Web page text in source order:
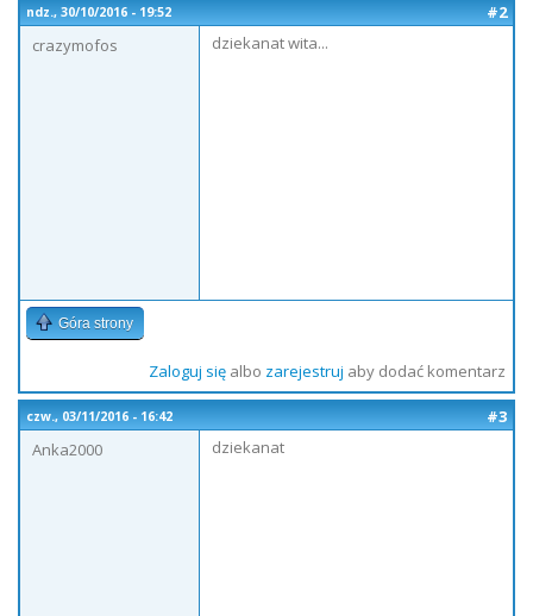
ndz., 30/10/2016 - 19:52
#2
crazymofos
dziekanat wita...
Góra strony
Zaloguj sięalbo zarejestruj aby dodać komentarz
czw., 03/11/2016 - 16:42
#3
Anka2000
dziekanat